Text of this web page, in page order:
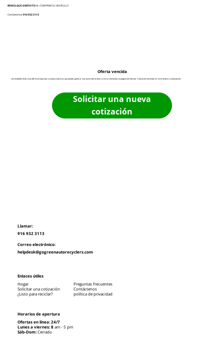
REMOLQUE GRATUITOAL COMPRAR SU VEHÍCULO
Contáctenos:916 932 3113
Oferta vencida
Lamentablemente, esta oferta ha expirado. La buena noticia es que puedes generar una nueva oferta ahora mismo volviendo a la página de Solicitar Cotización haciendo clic en el enlace a continuación:
Solicitar una nueva
cotización
Llamar:
916 932 3113
Correo electrónico:
helpdesk@gogreenautorecyclers.com
Horarios de apertura
Ofertas en línea: 24/7
Lunes a viernes: 8am - 5 pm
Sáb-Dom:Cerrado
Enlaces útiles
Hogar
Solicitar una cotización
¿Listo para reciclar?
Preguntas frecuentes
Contáctenos
política de privacidad